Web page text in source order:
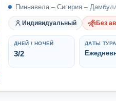
Пиннавела – Сигирия –
Индивидуальный Без
ДНЕЙ / НОЧЕЙ
3/2
ДАТЫ ТУРА